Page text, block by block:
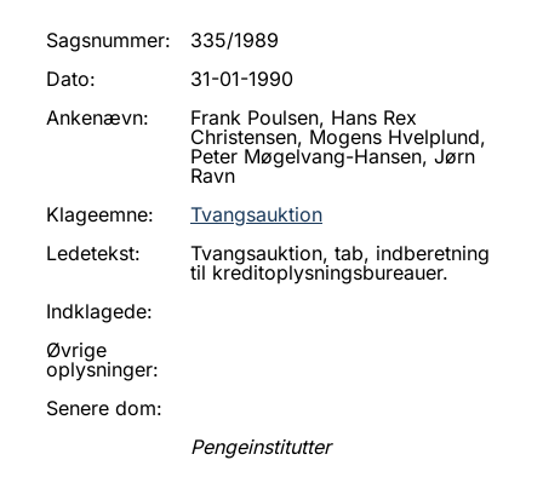
Sagsnummer:
335/1989
Dato:
31-01-1990
Ankenævn:
Frank Poulsen, Hans Rex
Christensen, Mogens Hvelplund,
Peter Møgelvang-Hansen, Jørn
Ravn
Klageemne:
Tvangsauktion
Ledetekst:
Tvangsauktion, tab, indberetning
til kreditoplysningsbureauer.
Indklagede:
Øvrige
oplysninger:
Senere dom:
Pengeinstitutter